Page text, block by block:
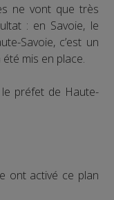
ne vont que très
: en Savoie, le
Savoie, c’est un
mis en place.
préfet de Haute-
ont activé ce plan